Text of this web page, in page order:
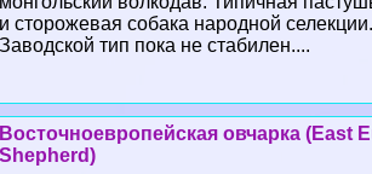
и сторожевая собака народной селекции.
Заводской тип пока не стабилен....
Восточноевропейская овчарка (East
Shepherd)